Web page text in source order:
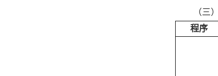
（三
程序